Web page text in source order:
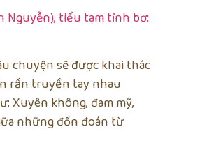
chuyện sẽ được khai thác
rần truyền tay nhau
Xuyên không, đam mỹ,
những đồn đoán từ